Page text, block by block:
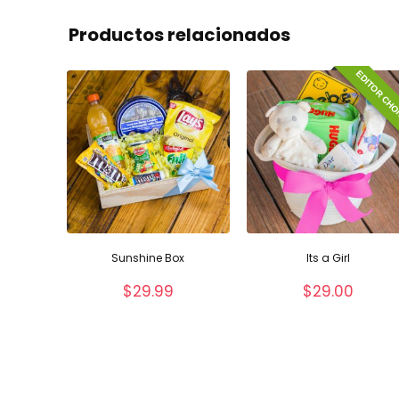
Productos relacionados
Sunshine Box
$29.99
EDITOR
Its a Girl
$29.00